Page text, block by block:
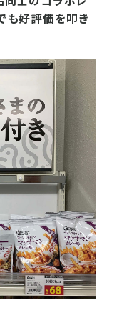
も好評価を叩き